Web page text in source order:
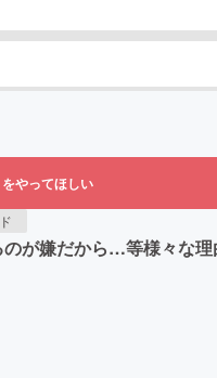
やってほしい
が嫌だから…等様々な